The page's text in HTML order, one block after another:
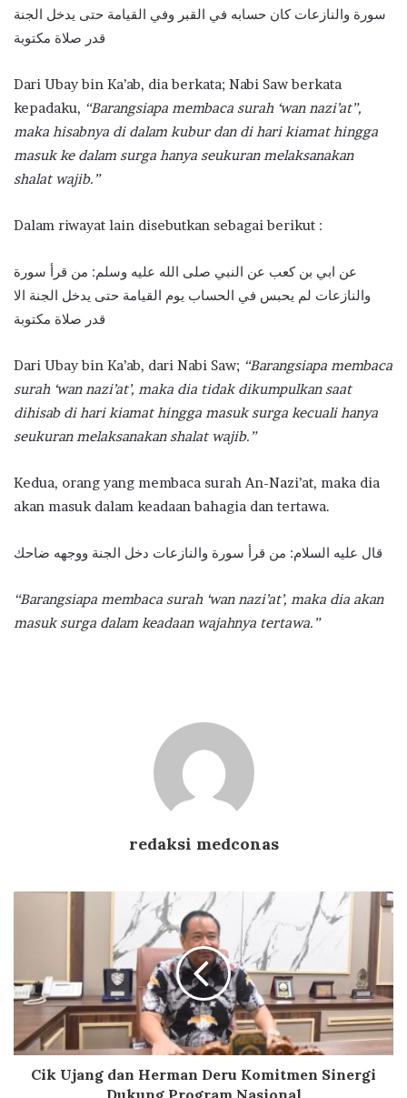
سورة والنازعات كان حسابه في القبر وفي القيامة حتى يدخل الجنة
قدر صلاة مكتوبة
Dari Ubay bin Ka’ab, dia berkata; Nabi Saw berkata
kepadaku, “Barangsiapa membaca surah ‘wan nazi’at”,
maka hisabnya di dalam kubur dan di hari kiamat hingga
masuk ke dalam surga hanya seukuran melaksanakan
shalat wajib.”
Dalam riwayat lain disebutkan sebagai berikut :
عن ابي بن كعب عن النبي صلى الله عليه وسلم: من قرأ سورة
والنازعات لم يحبس في الحساب يوم القيامة حتى يدخل الجنة الا
قدر صلاة مكتوبة
Dari Ubay bin Ka’ab, dari Nabi Saw; “Barangsiapa membaca
surah ‘wan nazi’at’, maka dia tidak dikumpulkan saat
dihisab di hari kiamat hingga masuk surga kecuali hanya
seukuran melaksanakan shalat wajib.”
Kedua, orang yang membaca surah An-Nazi’at, maka dia
akan masuk dalam keadaan bahagia dan tertawa.
قال عليه السلام: من قرأ سورة والنازعات دخل الجنة ووجهه ضاحك
“Barangsiapa membaca surah ‘wan nazi’at’, maka dia akan
masuk surga dalam keadaan wajahnya tertawa.”
redaksi medconas
Cik Ujang dan Herman Deru Komitmen Sinergi
Dukung Program Nasional